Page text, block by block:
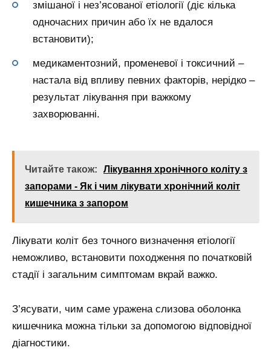
змішаної і нез’ясованої етіології (діє кілька
одночасних причин або їх не вдалося
встановити);
медикаментозний, променевої і токсичний –
настала від впливу певних факторів, нерідко –
результат лікування при важкому
захворюванні.
Читайте також:
Лікування хронічного коліту з
запорами - Як і чим лікувати хронічний коліт
кишечника з запором
Лікувати коліт без точного визначення етіології
неможливо, встановити походження по початковій
стадії і загальним симптомам вкрай важко.
З’ясувати, чим саме уражена слизова оболонка
кишечника можна тільки за допомогою відповідної
діагностики.